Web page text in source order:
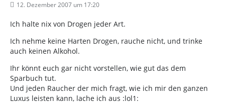
12. Dezember 2007 um 17:20
Ich halte nix von Drogen jeder Art.
Ich nehme keine Harten Drogen, rauche nicht, und trinke
auch keinen Alkohol.
Ihr könnt euch gar nicht vorstellen, wie gut das dem
Sparbuch tut.
Und jeden Raucher der mich fragt, wie ich mir den ganzen
Luxus leisten kann, lache ich aus :lol1: